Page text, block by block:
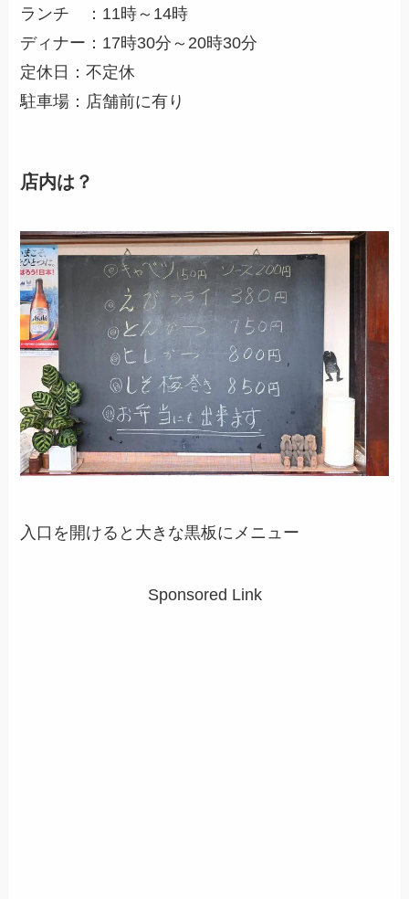
ランチ ：11時～14時
ディナー：17時30分～20時30分
定休日：不定休
駐車場：店舗前に有り
店内は？
入口を開けると大きな黒板にメニュー
Sponsored Link